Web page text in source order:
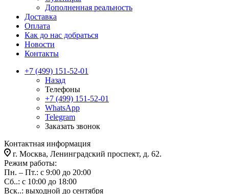
Дополненная реальность
Доставка
Оплата
Как до нас добраться
Новости
Контакты
+7 (499) 151-52-01
Назад
Телефоны
+7 (499) 151-52-01
WhatsApp
Telegram
Заказать звонок
Контактная информация
г. Москва, Ленинградский проспект, д. 62.
Режим работы:
Пн. – Пт.: с 9:00 до 20:00
Сб..: с 10:00 до 18:00
Вск..: выходной до сентября